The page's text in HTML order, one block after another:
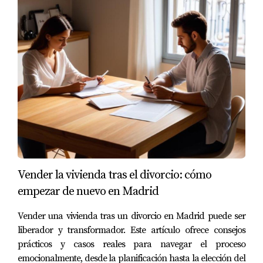
presentado no solo atrae más visitas, sino que también
puede venderse a un precio más alto. He visto
propiedades donde una simple reorganización del
mobiliario y una mano de pintura han llevado a
incrementos significativos en el precio final. Además, las
fotografías profesionales son esenciales. Un anuncio con
imágenes de alta calidad puede captar la atención de
potenciales compradores mucho más eficazmente que
uno con fotos mediocres.
REFORMAS Y MEJORAS
REALIZADAS
Las reformas son otro aspecto clave que puede influir
drásticamente en el precio de venta. Un piso actualizado
con cocinas modernas o baños renovados generalmente
Vender la vivienda tras el divorcio: cómo
empezar de nuevo en Madrid
Vender una vivienda tras un divorcio en Madrid puede ser
liberador y transformador. Este artículo ofrece consejos
prácticos y casos reales para navegar el proceso
emocionalmente, desde la planificación hasta la elección del